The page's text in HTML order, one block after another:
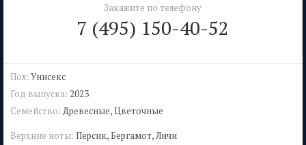
Закажите по телефону
7 (495) 150-40-52
Пол: Унисекс
Год выпуска: 2023
Семейство: Древесные, Цветочные
Верхние ноты: Персик, Бергамот, Личи